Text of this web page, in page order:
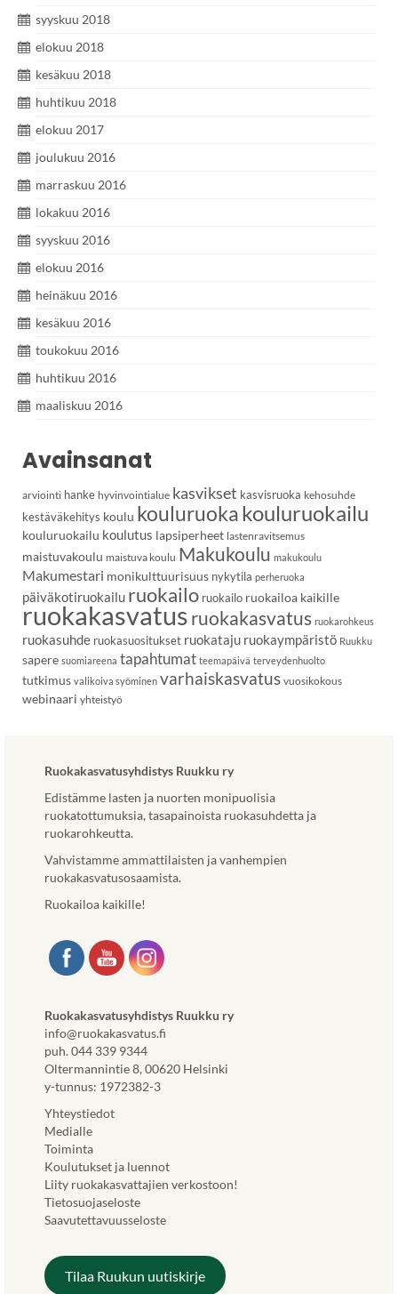
syyskuu 2018
elokuu 2018
kesäkuu 2018
huhtikuu 2018
elokuu 2017
joulukuu 2016
marraskuu 2016
lokakuu 2016
syyskuu 2016
elokuu 2016
heinäkuu 2016
kesäkuu 2016
toukokuu 2016
huhtikuu 2016
maaliskuu 2016
Avainsanat
arviointi hanke hyvinvointialue kasvikset kasvisruoka kehosuhde
kestäväkehitys koulu kouluruokakouluruokailu
kouluruokailu koulutus lapsiperheet lastenravitsemus
maistuvakoulu maistuva koulu Makukoulu makukoulu
Makumestari monikulttuurisuus nykytila perheruoka
päiväkotiruokailu ruokailo ruokailo ruokailoa kaikille
ruokakasvatus ruokakasvatus ruokarohkeus
ruokasuhde ruokasuositukset ruokataju ruokaympäristö Ruukku
sapere suomiareena tapahtumat teemapäivä terveydenhuolto
tutkimus valikoiva syöminen varhaiskasvatus vuosikokous
webinaari yhteistyö
Ruokakasvatusyhdistys Ruukku ry
Edistämme lasten ja nuorten monipuolisia
ruokatottumuksia, tasapainoista ruokasuhdetta ja
ruokarohkeutta.
Vahvistamme ammattilaisten ja vanhempien
ruokakasvatusosaamista.
Ruokailoa kaikille!
Ruokakasvatusyhdistys Ruukku ry
info@ruokakasvatus.fi
puh. 044 339 9344
Oltermannintie 8, 00620 Helsinki
y-tunnus: 1972382-3
Yhteystiedot
Medialle
Toiminta
Koulutukset ja luennot
Liity ruokakasvattajien verkostoon!
Tietosuojaseloste
Saavutettavuusseloste
Tilaa Ruukun uutiskirje